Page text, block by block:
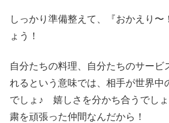
しっかり準備整えて、『おかえり〜
ょう！
自分たちの料理、自分たちのサービ
れるという意味では、相手が世界中
でしょ♪ 嬉しさを分かち合うでし
粛を頑張った仲間なんだから！